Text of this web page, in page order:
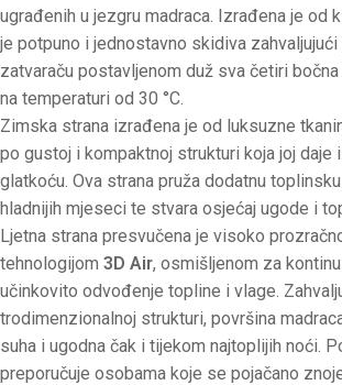
ugrađenih u jezgru madraca. Izrađena je od
je potpuno i jednostavno skidiva zahvaljujući
zatvaraču postavljenom duž sva četiri
na temperaturi od 30 °C.
Zimska strana izrađena je od luksuzne
po gustoj i kompaktnoj strukturi koja joj daje
glatkoću. Ova strana pruža dodatnu
hladnijih mjeseci te stvara osjećaj ugode i
Ljetna strana presvučena je visoko
tehnologijom 3D Air, osmišljenom za
učinkovito odvođenje topline i vlage.
trodimenzionalnoj strukturi, površina
suha i ugodna čak i tijekom najtoplijih noći.
preporučuje osobama koje se pojačano